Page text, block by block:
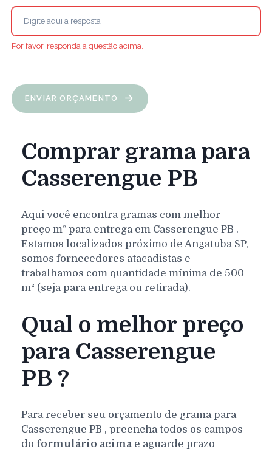
Por favor, responda a questão acima.
ENVIAR ORÇAMENTO
Comprar grama para
Casserengue PB
Aqui você encontra gramas com melhor
preço m² para entrega em Casserengue PB .
Estamos localizados próximo de Angatuba SP,
somos fornecedores atacadistas e
trabalhamos com quantidade mínima de 500
m² (seja para entrega ou retirada).
Qual o melhor preço
para Casserengue
PB ?
Para receber seu orçamento de grama para
Casserengue PB , preencha todos os campos
do formulário acima e aguarde prazo